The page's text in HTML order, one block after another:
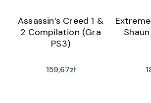
Assassin’s Creed 1 &
2 Compilation (Gra
PS3)
159,67zł